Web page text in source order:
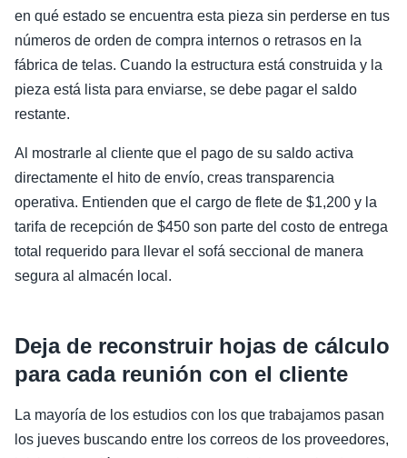
en qué estado se encuentra esta pieza sin perderse en tus
números de orden de compra internos o retrasos en la
fábrica de telas. Cuando la estructura está construida y la
pieza está lista para enviarse, se debe pagar el saldo
restante.
Al mostrarle al cliente que el pago de su saldo activa
directamente el hito de envío, creas transparencia
operativa. Entienden que el cargo de flete de $1,200 y la
tarifa de recepción de $450 son parte del costo de entrega
total requerido para llevar el sofá seccional de manera
segura al almacén local.
Deja de reconstruir hojas de cálculo
para cada reunión con el cliente
La mayoría de los estudios con los que trabajamos pasan
los jueves buscando entre los correos de los proveedores,